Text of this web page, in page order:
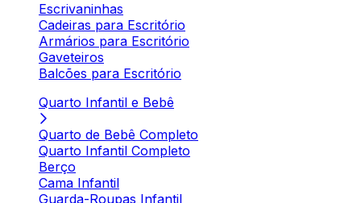
Escrivaninhas
Cadeiras para Escritório
Armários para Escritório
Gaveteiros
Balcões para Escritório
Quarto Infantil e Bebê
Quarto de Bebê Completo
Quarto Infantil Completo
Berço
Cama Infantil
Guarda-Roupas Infantil